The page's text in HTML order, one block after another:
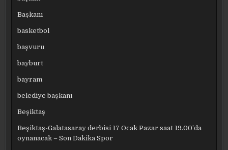
Başkanı
basketbol
başvuru
bayburt
bayram
belediye başkanı
Beşiktaş
Beşiktaş-Galatasaray derbisi 17 Ocak Pazar saat 19.00’da
oynanacak – Son Dakika Spor